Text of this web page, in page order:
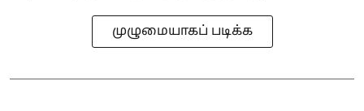
முழுமையாகப் படிக்க